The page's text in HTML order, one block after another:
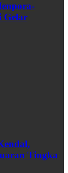
Gelar
Tingka